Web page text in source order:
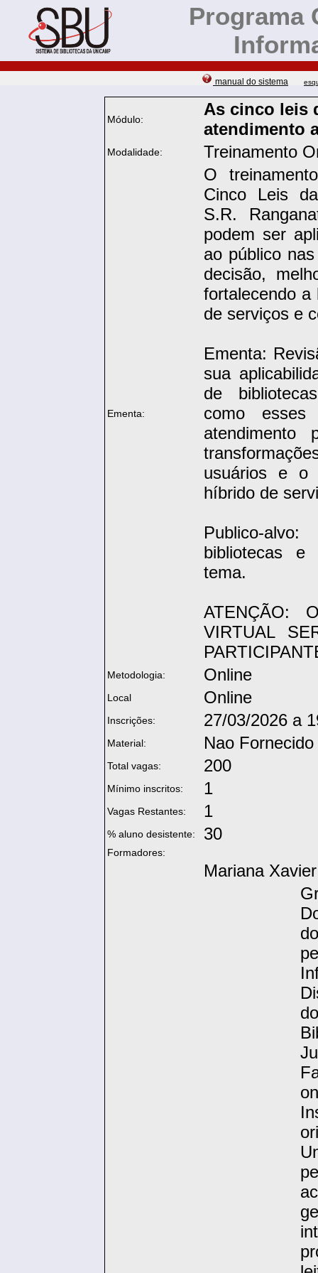
Programa
manual do sistema
Módulo:
As cinco leis
atendimento
Modalidade: Treinamento
Ementa:
O
Cinco Leis
S.R.
podem ser
ao público
decisão,
fortalecendo a
de serviços e
Ementa:
sua
de
como esses
atendimento
usuários e o
híbrido de
Publico-
bibliotecas e
tema.
ATENÇÃO:
VIRTUAL
Metodologia: Online
Local Online
Inscrições: 27/03/2026 a
Material: Nao Fornecido
Total vagas: 200
Mínimo inscritos: 1
Vagas Restantes: 1
% aluno desistente: 30
Formadores:
Mariana Xavier